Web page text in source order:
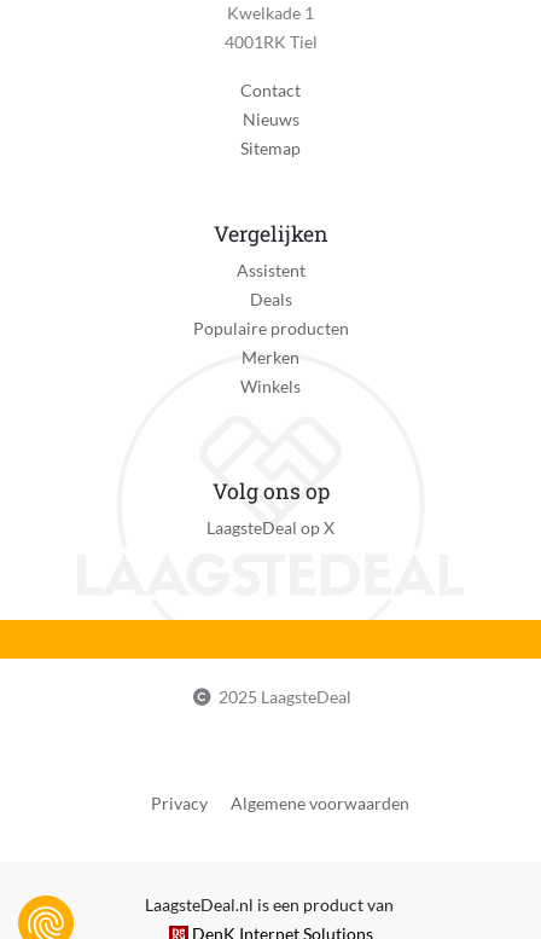
Kwelkade 1
4001RK Tiel
Contact
Nieuws
Sitemap
Vergelijken
Assistent
Deals
Populaire producten
Merken
Winkels
Volg ons op
LaagsteDeal op X
2025 LaagsteDeal
Privacy Algemene voorwaarden
LaagsteDeal.nl is een product van
DenK Internet Solutions